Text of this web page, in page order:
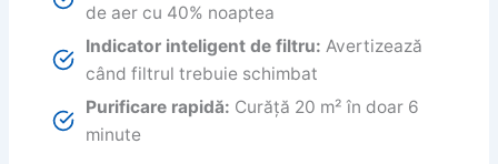
de aer cu 40% noaptea
Indicator inteligent de filtru: Avertizează
când filtrul trebuie schimbat
Purificare rapidă: Curăță 20 m² în doar 6
minute